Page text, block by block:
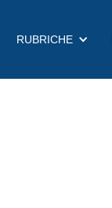
RUBRICHE